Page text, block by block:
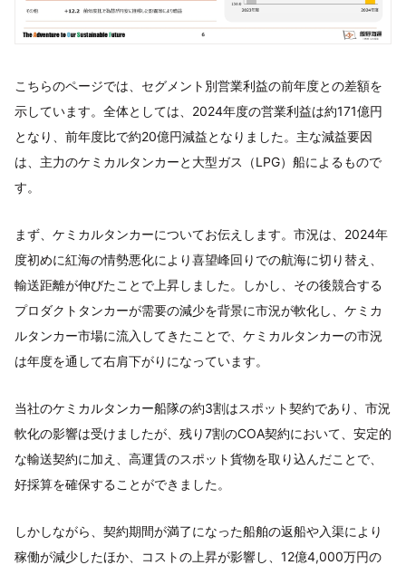
こちらのページでは、セグメント別営業利益の前年度との差額を
示しています。全体としては、2024年度の営業利益は約171億円
となり、前年度比で約20億円減益となりました。主な減益要因
は、主力のケミカルタンカーと大型ガス（LPG）船によるもので
す。
まず、ケミカルタンカーについてお伝えします。市況は、2024年
度初めに紅海の情勢悪化により喜望峰回りでの航海に切り替え、
輸送距離が伸びたことで上昇しました。しかし、その後競合する
プロダクトタンカーが需要の減少を背景に市況が軟化し、ケミカ
ルタンカー市場に流入してきたことで、ケミカルタンカーの市況
は年度を通して右肩下がりになっています。
当社のケミカルタンカー船隊の約3割はスポット契約であり、市況
軟化の影響は受けましたが、残り7割のCOA契約において、安定的
な輸送契約に加え、高運賃のスポット貨物を取り込んだことで、
好採算を確保することができました。
しかしながら、契約期間が満了になった船舶の返船や入渠により
稼働が減少したほか、コストの上昇が影響し、12億4,000万円の